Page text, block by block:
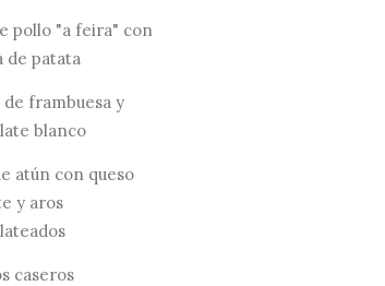
pollo "a feira" con
de patata
de frambuesa y
blanco
atún con queso
y aros
caseros